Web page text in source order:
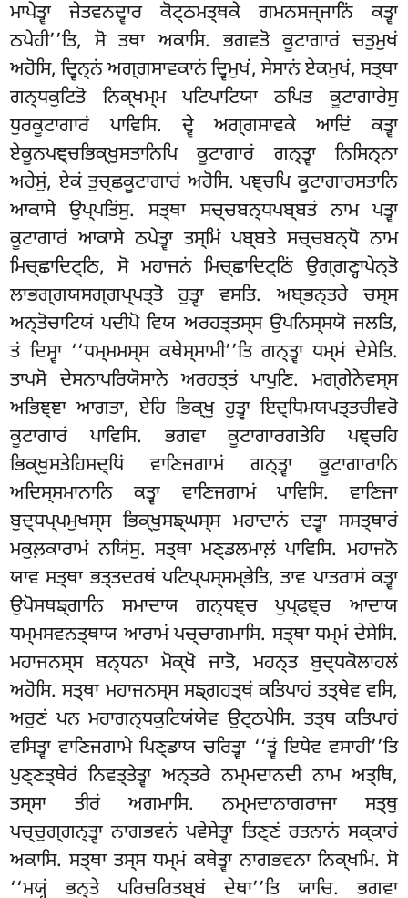
ਮਾਪੇਤ੍ਵਾ ਜੇਤਵਨਦ੍ਵਾਰ ਕੋਟ੍ਠਮਤ੍ਥਕੇ ਗਮਨਸਜ੍ਜਾਨਿਂ ਕਤ੍ਵਾ
ਠਪੇਹੀ’’ਤਿ, ਸੋ ਤਥਾ ਅਕਾਸਿ. ਭਗਵਤੋ ਕੂਟਾਗਾਰਂ ਚਤੁਮੁਖਂ
ਅਹੋਸਿ, ਦ੍ਵਿਨ੍ਨਂ ਅਗ੍ਗਸਾਵਕਾਨਂ ਦ੍ਵਿਮੁਖਂ, ਸੇਸਾਨਂ ਏਕਮੁਖਂ, ਸਤ੍ਥਾ
ਗਨ੍ਧਕੁਟਿਤੋ ਨਿਕ੍ਖਮ੍ਮ ਪਟਿਪਾਟਿਯਾ ਠਪਿਤ ਕੂਟਾਗਾਰੇਸੁ
ਧੁਰਕੂਟਾਗਾਰਂ ਪਾਵਿਸਿ. ਦ੍ਵੇ ਅਗ੍ਗਸਾਵਕੇ ਆਦਿਂ ਕਤ੍ਵਾ
ਏਕੂਨਪਞ੍ਚਭਿਕ੍ਖੁਸਤਾਨਿਪਿ ਕੂਟਾਗਾਰਂ ਗਨ੍ਤ੍ਵਾ ਨਿਸਿਨ੍ਨਾ
ਅਹੇਸੁਂ, ਏਕਂ ਤੁਚ੍ਛਕੂਟਾਗਾਰਂ ਅਹੋਸਿ. ਪਞ੍ਚਪਿ ਕੂਟਾਗਾਰਸਤਾਨਿ
ਆਕਾਸੇ ਉਪ੍ਪਤਿਂਸੁ. ਸਤ੍ਥਾ ਸਚ੍ਚਬਨ੍ਧਪਬ੍ਬਤਂ ਨਾਮ ਪਤ੍ਵਾ
ਕੂਟਾਗਾਰਂ ਆਕਾਸੇ ਠਪੇਤ੍ਵਾ ਤਸ੍ਮਿਂ ਪਬ੍ਬਤੇ ਸਚ੍ਚਬਨ੍ਧੋ ਨਾਮ
ਮਿਚ੍ਛਾਦਿਟ੍ਠਿ, ਸੋ ਮਹਾਜਨਂ ਮਿਚ੍ਛਾਦਿਟ੍ਠਿਂ ਉਗ੍ਗਣ੍ਹਾਪੇਨ੍ਤੋ
ਲਾਭਗ੍ਗਯਸਗ੍ਗਪ੍ਪਤ੍ਤੋ ਹੁਤ੍ਵਾ ਵਸਤਿ. ਅਬ੍ਭਨ੍ਤਰੇ ਚਸ੍ਸ
ਅਨ੍ਤੋਚਾਟਿਯਂ ਪਦੀਪੋ ਵਿਯ ਅਰਹਤ੍ਤਸ੍ਸ ਉਪਨਿਸ੍ਸਯੋ ਜਲਤਿ,
ਤਂ ਦਿਸ੍ਵਾ ‘‘ਧਮ੍ਮਮਸ੍ਸ ਕਥੇਸ੍ਸਾਮੀ’’ਤਿ ਗਨ੍ਤ੍ਵਾ ਧਮ੍ਮਂ ਦੇਸੇਤਿ.
ਤਾਪਸੋ ਦੇਸਨਾਪਰਿਯੋਸਾਨੇ ਅਰਹਤ੍ਤਂ ਪਾਪੁਣਿ. ਮਗ੍ਗੇਨੇਵਸ੍ਸ
ਅਭਿਞ੍ਞਾ ਆਗਤਾ, ਏਹਿ ਭਿਕ੍ਖੁ ਹੁਤ੍ਵਾ ਇਦ੍ਧਿਮਯਪਤ੍ਤਚੀਵਰੋ
ਕੂਟਾਗਾਰਂ ਪਾਵਿਸਿ. ਭਗਵਾ ਕੂਟਾਗਾਰਗਤੇਹਿ ਪਞ੍ਚਹਿ
ਭਿਕ੍ਖੁਸਤੇਹਿਸਦ੍ਧਿਂ ਵਾਣਿਜਗਾਮਂ ਗਨ੍ਤ੍ਵਾ ਕੂਟਾਗਾਰਾਨਿ
ਅਦਿਸ੍ਸਮਾਨਾਨਿ ਕਤ੍ਵਾ ਵਾਣਿਜਗਾਮਂ ਪਾਵਿਸਿ. ਵਾਣਿਜਾ
ਬੁਦ੍ਧਪ੍ਪਮੁਖਸ੍ਸ ਭਿਕ੍ਖੁਸਙ੍ਘਸ੍ਸ ਮਹਾਦਾਨਂ ਦਤ੍ਵਾ ਸਸਤ੍ਥਾਰਂ
ਮਕੁਲ਼ਕਾਰਾਮਂ ਨਯਿਂਸੁ. ਸਤ੍ਥਾ ਮਣ੍ਡਲਮਾਲ਼ਂ ਪਾਵਿਸਿ. ਮਹਾਜਨੋ
ਯਾਵ ਸਤ੍ਥਾ ਭਤ੍ਤਦਰਥਂ ਪਟਿਪ੍ਪਸ੍ਸਮ੍ਭੇਤਿ, ਤਾਵ ਪਾਤਰਾਸਂ ਕਤ੍ਵਾ
ਉਪੋਸਥਙ੍ਗਾਨਿ ਸਮਾਦਾਯ ਗਨ੍ਧਞ੍ਚ ਪੁਪ੍ਫਞ੍ਚ ਆਦਾਯ
ਧਮ੍ਮਸਵਨਤ੍ਥਾਯ ਆਰਾਮਂ ਪਚ੍ਚਾਗਮਾਸਿ. ਸਤ੍ਥਾ ਧਮ੍ਮਂ ਦੇਸੇਸਿ.
ਮਹਾਜਨਸ੍ਸ ਬਨ੍ਧਨਾ ਮੋਕ੍ਖੋ ਜਾਤੋ, ਮਹਨ੍ਤ ਬੁਦ੍ਧਕੋਲਾਹਲਂ
ਅਹੋਸਿ. ਸਤ੍ਥਾ ਮਹਾਜਨਸ੍ਸ ਸਙ੍ਗਹਤ੍ਥਂ ਕਤਿਪਾਹਂ ਤਤ੍ਥੇਵ ਵਸਿ,
ਅਰੁਣਂ ਪਨ ਮਹਾਗਨ੍ਧਕੁਟਿਯਂਯੇਵ ਉਟ੍ਠਪੇਸਿ. ਤਤ੍ਥ ਕਤਿਪਾਹਂ
ਵਸਿਤ੍ਵਾ ਵਾਣਿਜਗਾਮੇ ਪਿਣ੍ਡਾਯ ਚਰਿਤ੍ਵਾ ‘‘ਤ੍ਵਂ ਇਧੇਵ ਵਸਾਹੀ’’ਤਿ
ਪੁਣ੍ਣਤ੍ਥੇਰਂ ਨਿਵਤ੍ਤੇਤ੍ਵਾ ਅਨ੍ਤਰੇ ਨਮ੍ਮਦਾਨਦੀ ਨਾਮ ਅਤ੍ਥਿ,
ਤਸ੍ਸਾ ਤੀਰਂ ਅਗਮਾਸਿ. ਨਮ੍ਮਦਾਨਾਗਰਾਜਾ ਸਤ੍ਥੁ
ਪਚ੍ਚੁਗ੍ਗਨ੍ਤ੍ਵਾ ਨਾਗਭਵਨਂ ਪਵੇਸੇਤ੍ਵਾ ਤਿਣ੍ਣਂ ਰਤਨਾਨਂ ਸਕ੍ਕਾਰਂ
ਅਕਾਸਿ. ਸਤ੍ਥਾ ਤਸ੍ਸ ਧਮ੍ਮਂ ਕਥੇਤ੍ਵਾ ਨਾਗਭਵਨਾ ਨਿਕ੍ਖਮਿ. ਸੋ
‘‘ਮਯ੍ਹਂ ਭਨ੍ਤੇ ਪਰਿਚਰਿਤਬ੍ਬਂ ਦੇਥਾ’’ਤਿ ਯਾਚਿ. ਭਗਵਾ